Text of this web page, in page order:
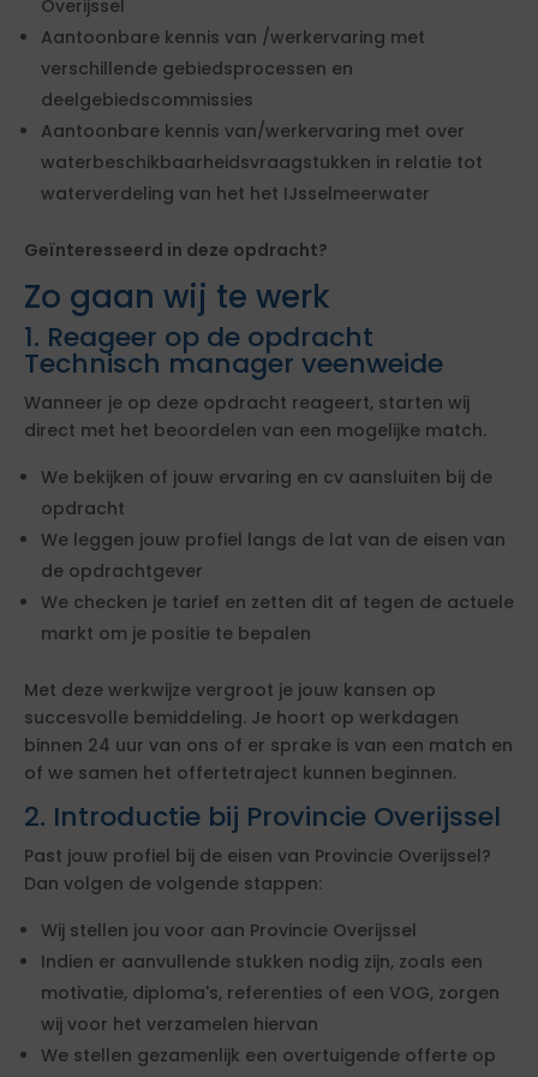
Overijssel
Aantoonbare kennis van /werkervaring met
verschillende gebiedsprocessen en
deelgebiedscommissies
Aantoonbare kennis van/werkervaring met over
waterbeschikbaarheidsvraagstukken in relatie tot
waterverdeling van het het IJsselmeerwater
Geïnteresseerd in deze opdracht?
Zo gaan wij te werk
1. Reageer op de opdracht
Technisch manager veenweide
Wanneer je op deze opdracht reageert, starten wij
direct met het beoordelen van een mogelijke match.
We bekijken of jouw ervaring en cv aansluiten bij de
opdracht
We leggen jouw profiel langs de lat van de eisen van
de opdrachtgever
We checken je tarief en zetten dit af tegen de actuele
markt om je positie te bepalen
Met deze werkwijze vergroot je jouw kansen op
succesvolle bemiddeling. Je hoort op werkdagen
binnen 24 uur van ons of er sprake is van een match en
of we samen het offertetraject kunnen beginnen.
2. Introductie bij Provincie Overijssel
Past jouw profiel bij de eisen van Provincie Overijssel?
Dan volgen de volgende stappen:
Wij stellen jou voor aan Provincie Overijssel
Indien er aanvullende stukken nodig zijn, zoals een
motivatie, diploma's, referenties of een VOG, zorgen
wij voor het verzamelen hiervan
We stellen gezamenlijk een overtuigende offerte op